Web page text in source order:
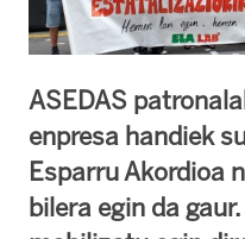
ASEDAS
enpresa handiek
Esparru Akordioa
bilera egin da